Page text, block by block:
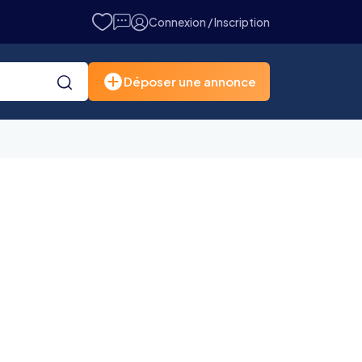
Connexion / Inscription
Déposer une annonce